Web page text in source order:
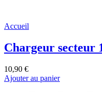
Accueil
Chargeur secteur
10,90 €
Ajouter au panier